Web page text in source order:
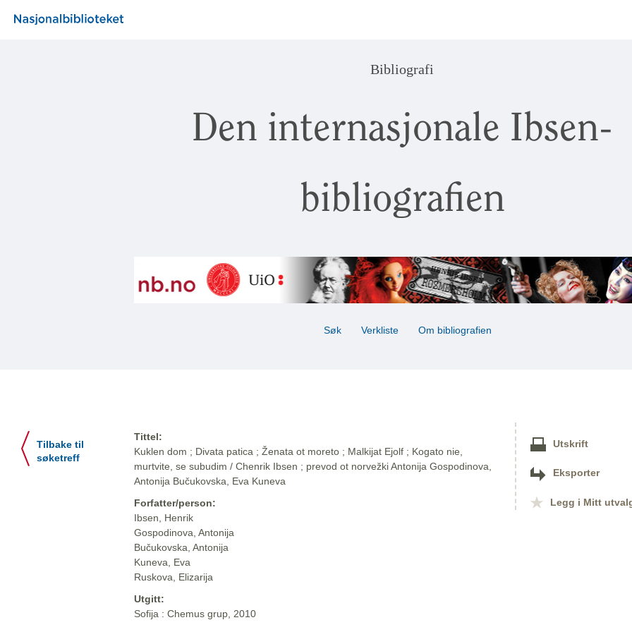
Bibliografi
Den internasjonale Ibsen-
bibliografien
Søk Verkliste Om bibliografien
Tilbake til
søketreff
Tittel:
Kuklen dom ; Divata patica ; Ženata ot moreto ; Malkijat Ejolf ; Kogato nie,
murtvite, se subudim / Chenrik Ibsen ; prevod ot norvežki Antonija Gospodinova,
Antonija Bučukovska, Eva Kuneva
Forfatter/person:
Ibsen, Henrik
Gospodinova, Antonija
Bučukovska, Antonija
Kuneva, Eva
Ruskova, Elizarija
Utgitt:
Sofija : Chemus grup, 2010
Utskrift
Eksporter
Legg i Mitt